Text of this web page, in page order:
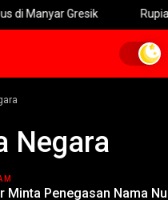
Gresik Rupiah
Negara
Minta Penegasan Nama